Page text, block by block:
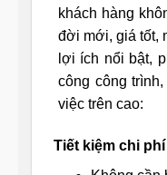
khách hàng
đời mới, giá tốt,
lợi ích nổi bật,
công công
việc trên cao:
Tiết kiệm chi